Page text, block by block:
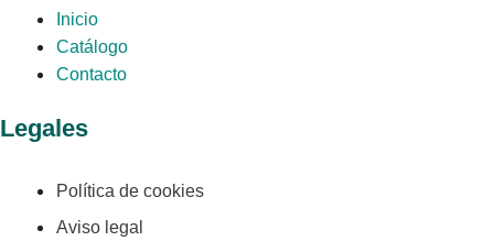
Inicio
Catálogo
Contacto
Legales
Política de cookies
Aviso legal